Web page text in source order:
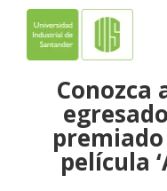
Conozca
película